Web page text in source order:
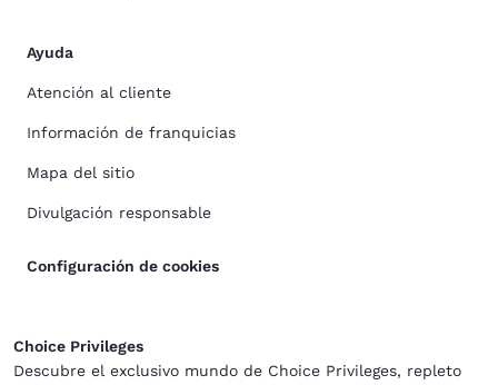
Ayuda
Atención al cliente
Información de franquicias
Mapa del sitio
Divulgación responsable
Configuración de cookies
Choice Privileges
Descubre el exclusivo mundo de Choice Privileges, repleto